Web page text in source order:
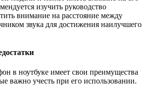
изучить руководство
внимание на расстояние между
звука для достижения наилучшего
в ноутбуке имеет свои преимущества
важно учесть при его использовании.